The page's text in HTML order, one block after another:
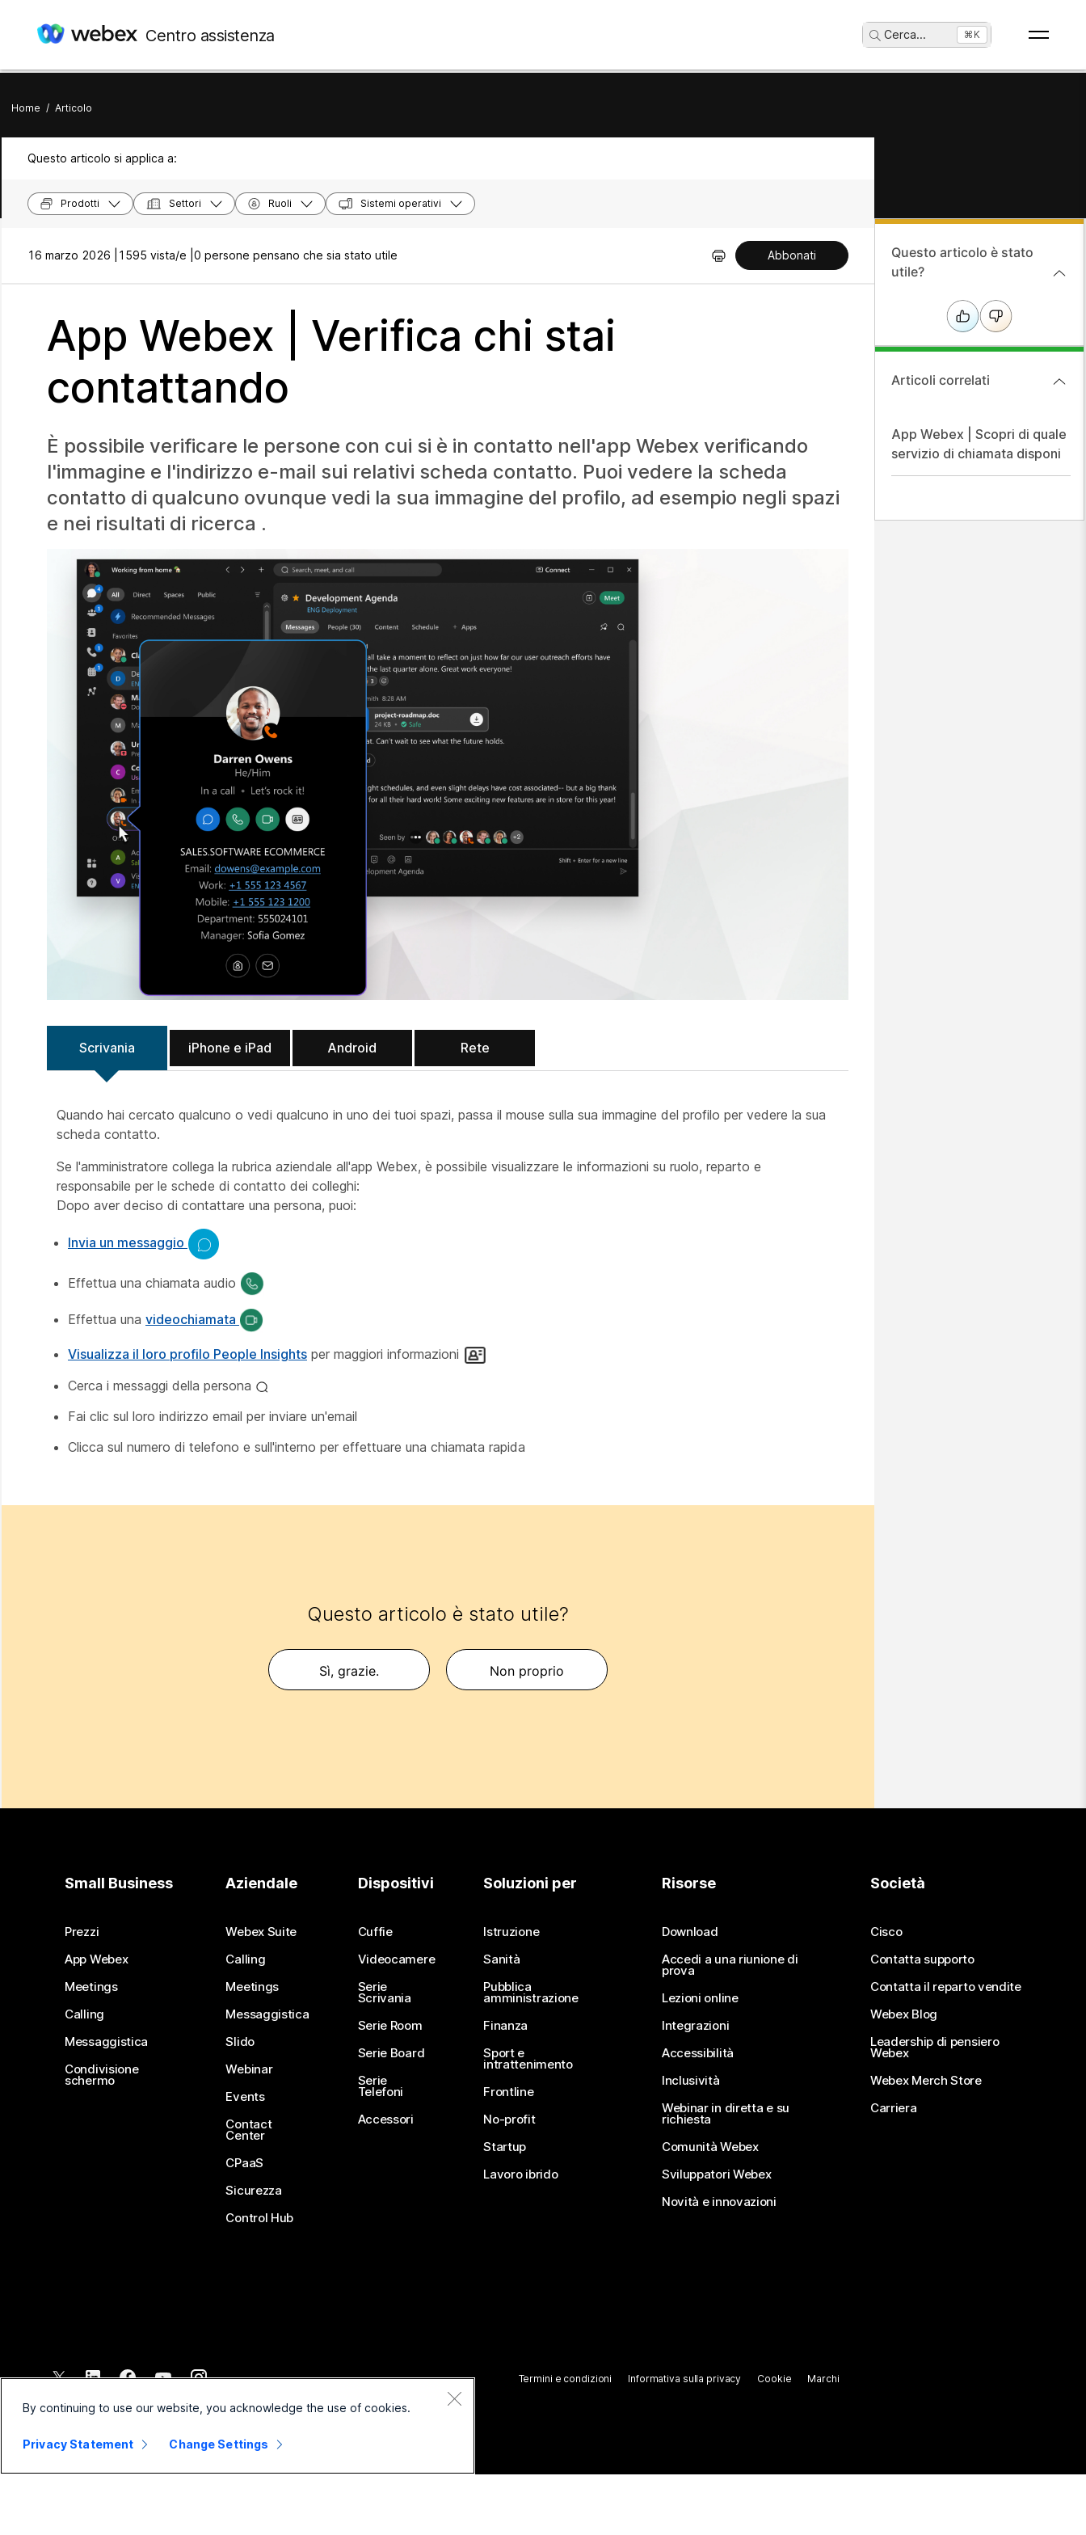
Centro assistenza Cerca... ⌘K
Home / Articolo
Questo articolo si applica a:
Prodotti Settori Ruoli Sistemi operativi
16 marzo 2026 | 1595 vista/e | 0 persone pensano che sia stato utile Abbonati
App Webex | Verifica chi stai
contattando
È possibile verificare le persone con cui si è in contatto nell'app Webex verificando
l'immagine e l'indirizzo e-mail sui relativi scheda contatto. Puoi vedere la scheda
contatto di qualcuno ovunque vedi la sua immagine del profilo, ad esempio negli spazi
e nei risultati di ricerca .
Scrivania iPhone e iPad Android Rete
Quando hai cercato qualcuno o vedi qualcuno in uno dei tuoi spazi, passa il mouse sulla sua immagine del profilo per vedere la sua
scheda contatto.
Se l'amministratore collega la rubrica aziendale all'app Webex, è possibile visualizzare le informazioni su ruolo, reparto e
responsabile per le schede di contatto dei colleghi:
Dopo aver deciso di contattare una persona, puoi:
Invia un messaggio
Effettua una chiamata audio
Effettua una videochiamata
Visualizza il loro profilo People Insights per maggiori informazioni
Cerca i messaggi della persona
Fai clic sul loro indirizzo email per inviare un'email
Clicca sul numero di telefono e sull'interno per effettuare una chiamata rapida
Questo articolo è stato utile?
Sì, grazie. Non proprio
Questo articolo è stato
utile?
Articoli correlati
App Webex | Scopri di quale
servizio di chiamata disponi
Small Business
Prezzi
App Webex
Meetings
Calling
Messaggistica
Condivisione
schermo
Aziendale
Webex Suite
Calling
Meetings
Messaggistica
Slido
Webinar
Events
Contact
Center
CPaaS
Sicurezza
Control Hub
Dispositivi
Cuffie
Videocamere
Serie
Scrivania
Serie Room
Serie Board
Serie
Telefoni
Accessori
Soluzioni per
Istruzione
Sanità
Pubblica
amministrazione
Finanza
Sport e
intrattenimento
Frontline
No-profit
Startup
Lavoro ibrido
Risorse
Download
Accedi a una riunione di
prova
Lezioni online
Integrazioni
Accessibilità
Inclusività
Webinar in diretta e su
richiesta
Comunità Webex
Sviluppatori Webex
Novità e innovazioni
Società
Cisco
Contatta supporto
Contatta il reparto vendite
Webex Blog
Leadership di pensiero
Webex
Webex Merch Store
Carriera
2026 Cisco e/o relative affiliate. Tutti i diritti riservati.
Termini e condizioni Informativa sulla privacy Cookie Marchi
By continuing to use our website, you acknowledge the use of cookies.
Privacy Statement Change Settings